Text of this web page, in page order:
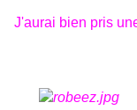
J'aurai bien pris